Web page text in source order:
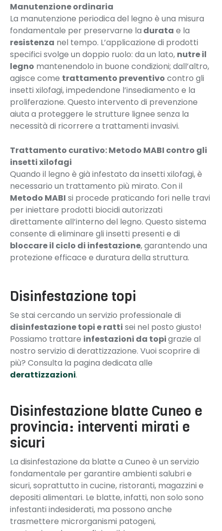
Manutenzione ordinaria
La manutenzione periodica del legno è una misura
fondamentale per preservarne la durata e la
resistenza nel tempo. L’applicazione di prodotti
specifici svolge un doppio ruolo: da un lato, nutre il
legno mantenendolo in buone condizioni; dall’altro,
agisce come trattamento preventivo contro gli
insetti xilofagi, impedendone l’insediamento e la
proliferazione. Questo intervento di prevenzione
aiuta a proteggere le strutture lignee senza la
necessità di ricorrere a trattamenti invasivi.
Trattamento curativo: Metodo MABI contro gli
insetti xilofagi
Quando il legno è già infestato da insetti xilofagi, è
necessario un trattamento più mirato. Con il
Metodo MABI si procede praticando fori nelle travi
per iniettare prodotti biocidi autorizzati
direttamente all’interno del legno. Questo sistema
consente di eliminare gli insetti presenti e di
bloccare il ciclo di infestazione, garantendo una
protezione efficace e duratura della struttura.
Disinfestazione topi
Se stai cercando un servizio professionale di
disinfestazione topi e ratti sei nel posto giusto!
Possiamo trattare infestazioni da topigrazie al
nostro servizio di derattizzazione. Vuoi scoprire di
più? Consulta la pagina dedicata alle
derattizzazioni.
Disinfestazione blatte Cuneo e
provincia: interventi mirati e
sicuri
La disinfestazione da blatte a Cuneo è un servizio
fondamentale per garantire ambienti salubri e
sicuri, soprattutto in cucine, ristoranti, magazzini e
depositi alimentari. Le blatte, infatti, non solo sono
infestanti indesiderati, ma possono anche
trasmettere microrganismi patogeni,